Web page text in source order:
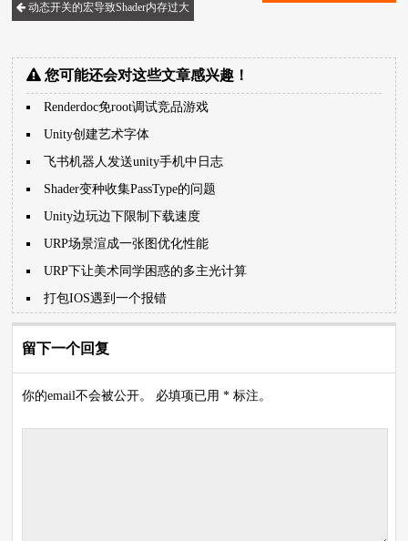
动态开关的宏导致Shader内存过大
您可能还会对这些文章感兴趣！
Renderdoc免root调试竞品游戏
Unity创建艺术字体
飞书机器人发送unity手机中日志
Shader变种收集PassType的问题
Unity边玩边下限制下载速度
URP场景渲成一张图优化性能
URP下让美术同学困惑的多主光计算
打包IOS遇到一个报错
留下一个回复
你的email不会被公开。 必填项已用 * 标注。